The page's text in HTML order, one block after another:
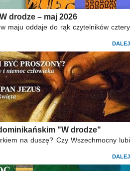
drodze – maj 2026
maju oddaje do rąk czytelników cztery
DALEJ
"W drodze"
na duszę? Czy Wszechmocny lubi
DALEJ